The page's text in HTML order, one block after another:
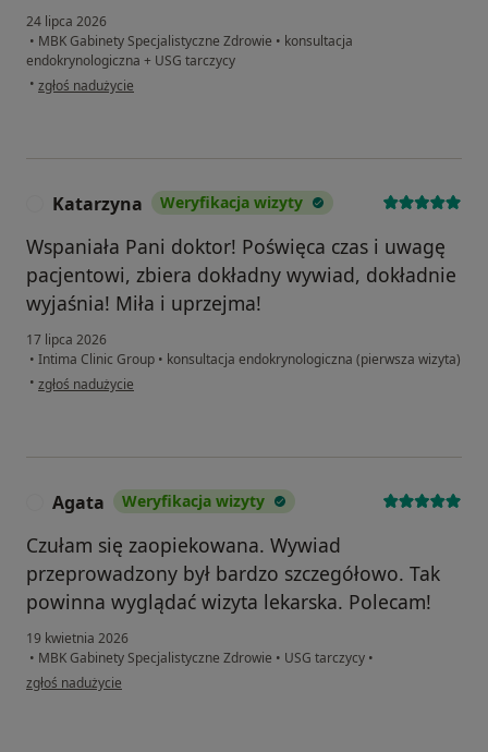
24 lipca 2026
• MBK Gabinety Specjalistyczne Zdrowie • konsultacja
endokrynologiczna + USG tarczycy
• w opinii użytkownika Angelika Korcala
zgłoś nadużycie
Katarzyna Weryfikacja wizyty
Wspaniała Pani doktor! Poświęca czas i uwagę
pacjentowi, zbiera dokładny wywiad, dokładnie
wyjaśnia! Miła i uprzejma!
17 lipca 2026
• Intima Clinic Group • konsultacja endokrynologiczna (pierwsza wizyta)
• w opinii użytkownika Katarzyna
zgłoś nadużycie
Agata Weryfikacja wizyty
Czułam się zaopiekowana. Wywiad
przeprowadzony był bardzo szczegółowo. Tak
powinna wyglądać wizyta lekarska. Polecam!
19 kwietnia 2026
• MBK Gabinety Specjalistyczne Zdrowie • USG tarczycy •
w opinii użytkownika Agata
zgłoś nadużycie